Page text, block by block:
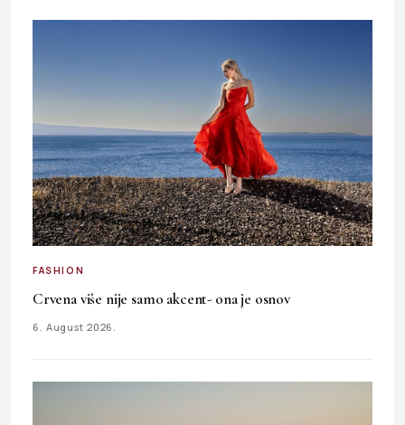
FASHION
Crvena više nije samo akcent- ona je osnov
6. August 2026.